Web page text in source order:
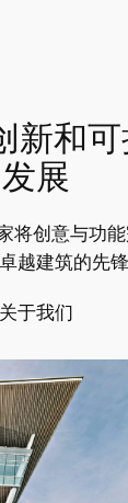
新和
发展
将创意与功
越建筑的先锋
关于我们